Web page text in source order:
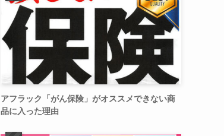
アフラック「がん保険」がオススメできない商
品に入った理由